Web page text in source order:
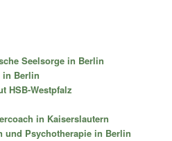
Seelsorge in Berlin
in Berlin
HSB-Westpfalz
in Kaiserslautern
und Psychotherapie in Berlin